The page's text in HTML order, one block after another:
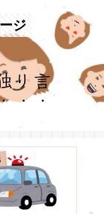
ジ
り言